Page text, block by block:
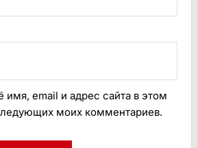
имя, email и адрес сайта в этом
моих комментариев.